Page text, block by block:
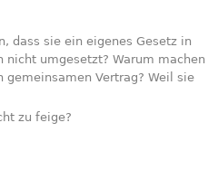
dass sie ein eigenes Gesetz in
nicht umgesetzt? Warum machen
Vertrag? Weil sie
zu feige?